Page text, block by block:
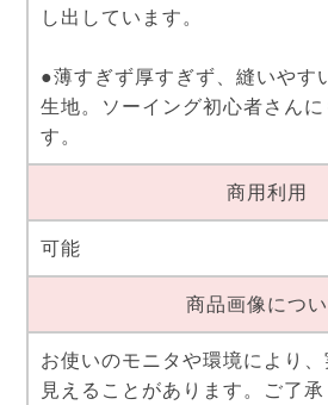
し出しています。
●薄すぎず厚すぎず、縫いやす
生地。ソーイング初心者さん
す。
商用利用
可能
商品画像につ
お使いのモニタや環境により
見えることがあります。ご了承